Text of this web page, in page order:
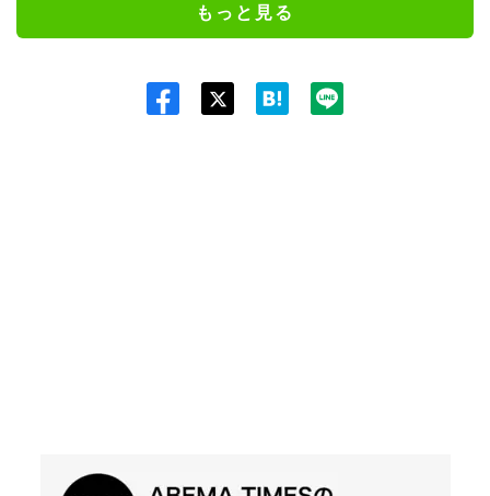
もっと見る